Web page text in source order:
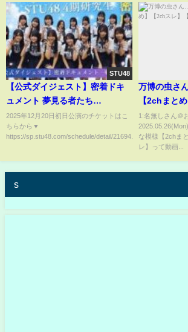
STU48
【公式ダイジェスト】密着ドキ
ュメント 夢見る者たち
「episode4 出航」【STU48/4期
研究生】
2025年12月20日初日公演のチケットはこ
ちらから▼
https://sp.stu48.com/schedule/detail/21694...
万博の虫さ
【2chまと
【5chスレ】
1:名無しさん＠
な模様【2chま
レ】って動画...
s